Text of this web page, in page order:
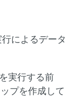
によるデータ
実行する前
プを作成して